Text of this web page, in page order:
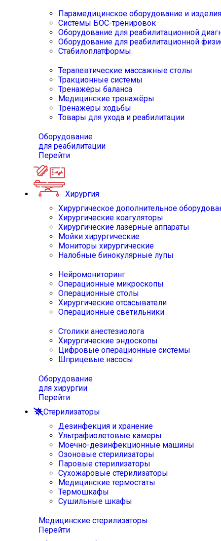
Парамедицинское оборудование и изделия
Системы БОС-тренировок
Оборудование для реабилитационной
Оборудование для реабилитационной
Стабилоплатформы
Терапевтические массажные столы
Тракционные системы
Тренажёры баланса
Медицинские тренажёры
Тренажёры ходьбы
Товары для ухода и реабилитации
Оборудование
для реабилитации
Перейти
Хирургия
Хирургическое дополнительное
Хирургические коагуляторы
Хирургические лазерные аппараты
Мойки хирургические
Мониторы хирургические
Налобные бинокулярные лупы
Нейромониторинг
Операционные микроскопы
Операционные столы
Хирургические отсасыватели
Операционные светильники
Столики анестезиолога
Хирургические эндоскопы
Цифровые операционные системы
Шприцевые насосы
Оборудование
для хирургии
Перейти
Стерилизаторы
Дезинфекция и хранение
Ультрафиолетовые камеры
Моечно-дезинфекционные машины
Озоновые стерилизаторы
Паровые стерилизаторы
Сухожаровые стерилизаторы
Медицинские термостаты
Термошкафы
Сушильные шкафы
Медицинские стерилизаторы
Перейти